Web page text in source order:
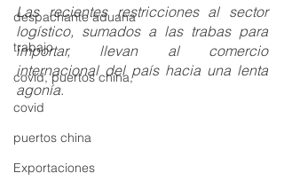
despachante aduana
trabajo
covid, puertos china,
covid
puertos china
Exportaciones
Las recientes restricciones al sector
logístico, sumados a las trabas para
importar, llevan al comercio
internacional del país hacia una lenta
agonía.